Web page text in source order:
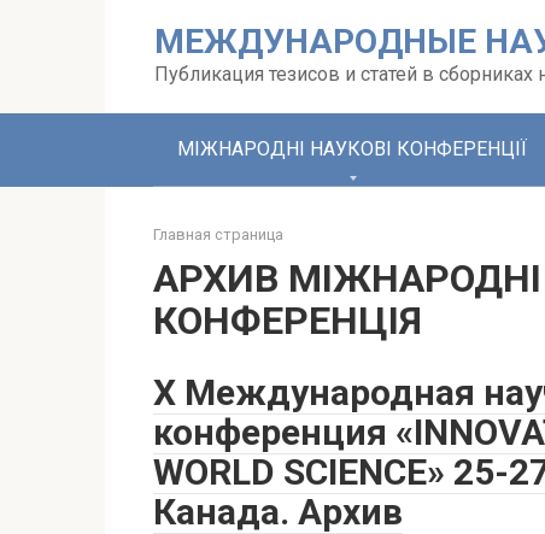
МЕЖДУНАРОДНЫЕ
Публикация тезисов и статей в
МІЖНАРОДНІ НАУКОВІ КОНФЕРЕНЦІЇ
Главная страница
АРХИВ
КОНФЕРЕНЦІЯ
X Международная
конференция
WORLD SCIENCE» 25-
Канада. Архив